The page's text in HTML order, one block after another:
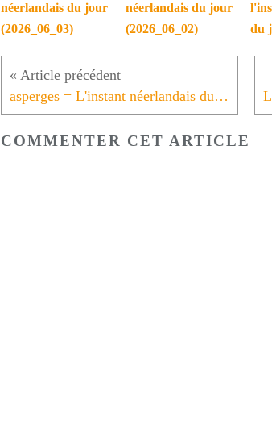
néerlandais du jour
(2026_06_03)
néerlandais du jour
(2026_06_02)
du
asperges = L'instant néerlandais du jour (2015_05_26)
COMMENTER CET ARTICLE